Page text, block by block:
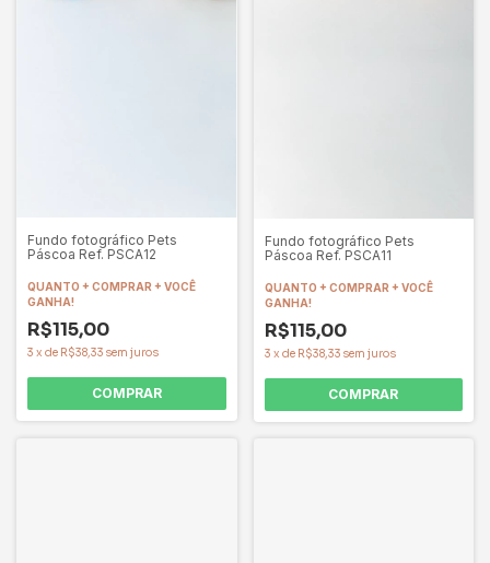
Fundo fotográfico Pets
Páscoa Ref. PSCA12
QUANTO + COMPRAR + VOCÊ
GANHA!
R$115,00
3 x de R$38,33 sem juros
COMPRAR
Fundo fotográfico Pets
Páscoa Ref. PSCA11
QUANTO + COMPRAR + VOCÊ
GANHA!
R$115,00
3 x de R$38,33 sem juros
COMPRAR